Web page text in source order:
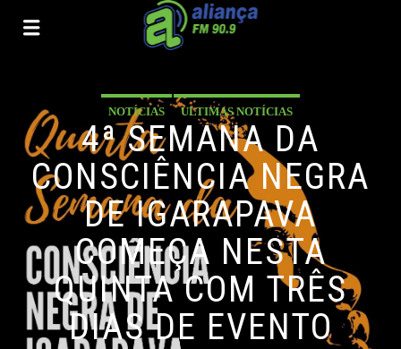
NOTÍCIAS ULTIMAS NOTÍCIAS
4ª SEMANA DA
CONSCIÊNCIA NEGRA
DE IGARAPAVA
COMEÇA NESTA
QUINTA COM TRÊS
DIAS DE EVENTO